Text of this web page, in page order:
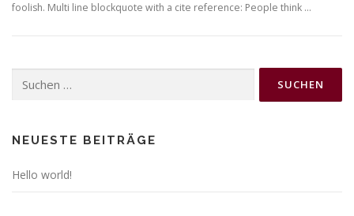
foolish. Multi line blockquote with a cite reference: People think …
nach:
NEUESTE BEITRÄGE
Hello world!